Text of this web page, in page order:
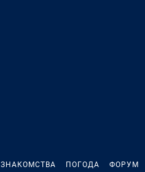
ЗНАКОМСТВА ПОГОДА ФОРУМ